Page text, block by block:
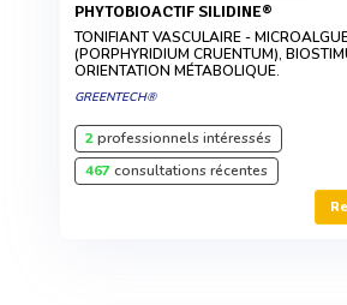
PHYTOBIOACTIF SILIDINE®
TONIFIANT VASCULAIRE -
(PORPHYRIDIUM CRUENTUM),
ORIENTATION MÉTABOLIQUE.
GREENTECH®
2professionnels intéressés
467consultations récentes